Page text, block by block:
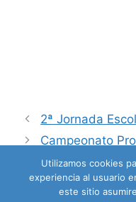
2ª Jornada
Campeonato
Infantil y Cadete
Utilizamos cookies
experiencia al usuario
este sitio